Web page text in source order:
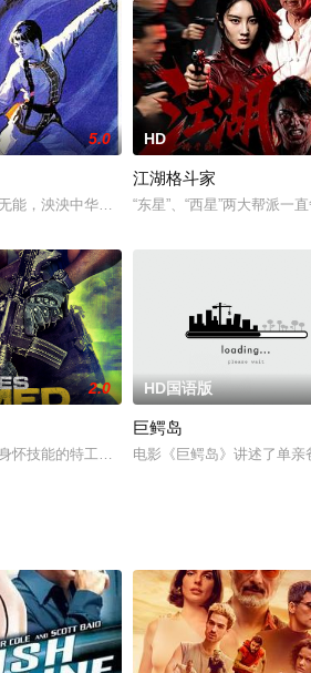
之仇的少年联手追缉重出江湖的杀人劫车
5.0
能，泱泱中华令列强宰割。日本武士在中州摆
HD
江湖格斗家
“东星”、“西星”两大帮派一
健我国人，强我中华。朝廷担心武林人士
2.0
怀技能的特工人员被派遣到一个已经隔绝的军
HD国语版
巨鳄岛
电影《巨鳄岛》讲述了单